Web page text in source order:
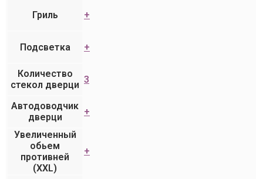
Гриль +
Подсветка +
Количество
стекол дверци 3
Автодоводчик
дверци
+
Увеличенный
обьем
противней
(XXL)
+